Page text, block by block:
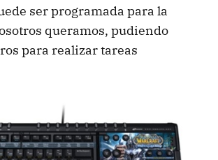
ser programada para la
queramos, pudiendo
para realizar tareas